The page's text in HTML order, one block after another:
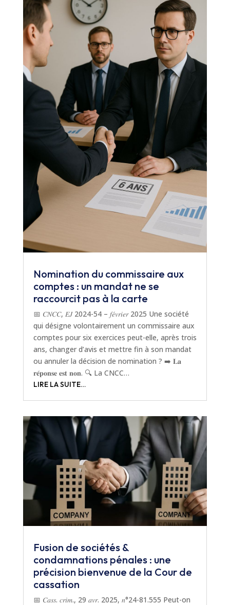
Nomination du commissaire aux
comptes : un mandat ne se
raccourcit pas à la carte
📅 𝐶𝑁𝐶𝐶, 𝐸𝐽 2024-54 – 𝑓𝑒́𝑣𝑟𝑖𝑒𝑟 2025 Une société
qui désigne volontairement un commissaire aux
comptes pour six exercices peut-elle, après trois
ans, changer d’avis et mettre fin à son mandat
ou annuler la décision de nomination ? ➡️ 𝐋𝐚
𝐫𝐞́𝐩𝐨𝐧𝐬𝐞 𝐞𝐬𝐭 𝐧𝐨𝐧. 🔍 La CNCC…
LIRE LA SUITE…
Fusion de sociétés &
condamnations pénales : une
précision bienvenue de la Cour de
cassation
📅 𝐶𝑎𝑠𝑠. 𝑐𝑟𝑖𝑚., 29 𝑎𝑣𝑟. 2025, 𝑛°24-81.555 Peut-on